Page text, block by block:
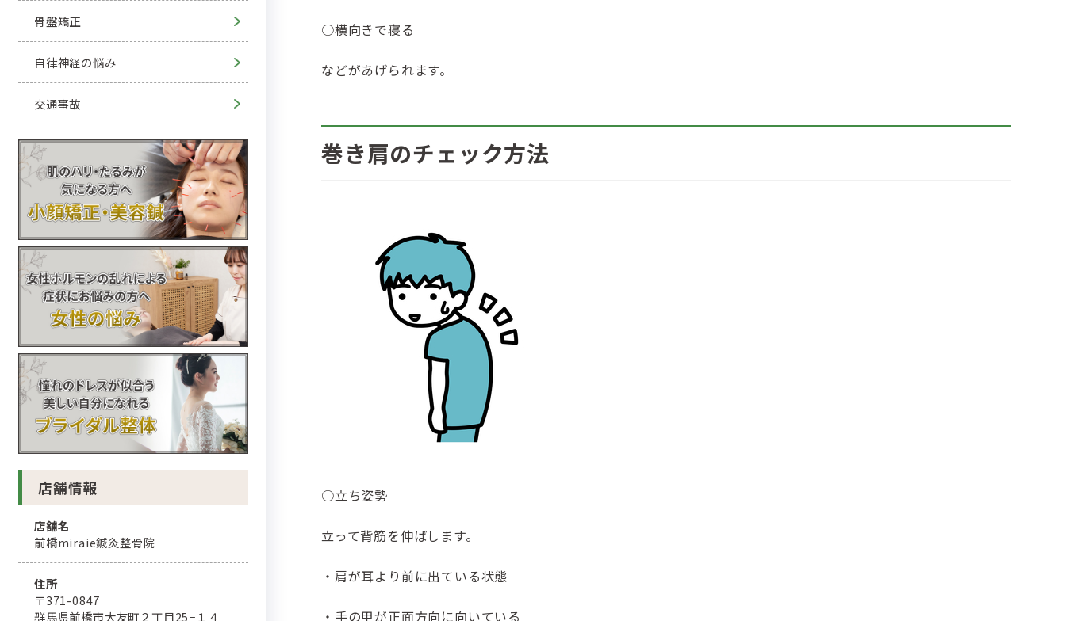
○横向きで寝る
などがあげられます。
巻き肩のチェック方法
○立ち姿勢
立って背筋を伸ばします。
・肩が耳より前に出ている状態
・手の甲が正面方向に向いている
骨盤矯正
自律神経の悩み
交通事故
店舗情報
店舗名
前橋miraie鍼灸整骨院
住所
〒371-0847
群馬県前橋市大友町２丁目25−１４